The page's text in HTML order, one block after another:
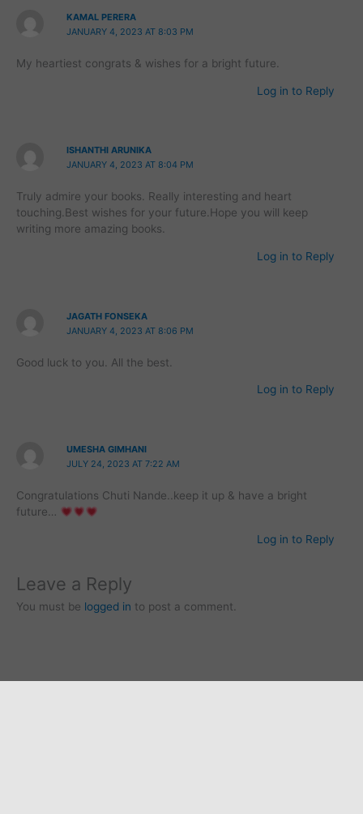
KAMAL PERERA
JANUARY 4, 2023 AT 8:03 PM
My heartiest congrats & wishes for a bright future.
Log in to Reply
ISHANTHI ARUNIKA
JANUARY 4, 2023 AT 8:04 PM
Truly admire your books. Really interesting and heart
touching.Best wishes for your future.Hope you will keep
writing more amazing books.
Log in to Reply
JAGATH FONSEKA
JANUARY 4, 2023 AT 8:06 PM
Good luck to you. All the best.
Log in to Reply
UMESHA GIMHANI
JULY 24, 2023 AT 7:22 AM
Congratulations Chuti Nande..keep it up & have a bright
future…
Log in to Reply
Leave a Reply
You must be logged in to post a comment.